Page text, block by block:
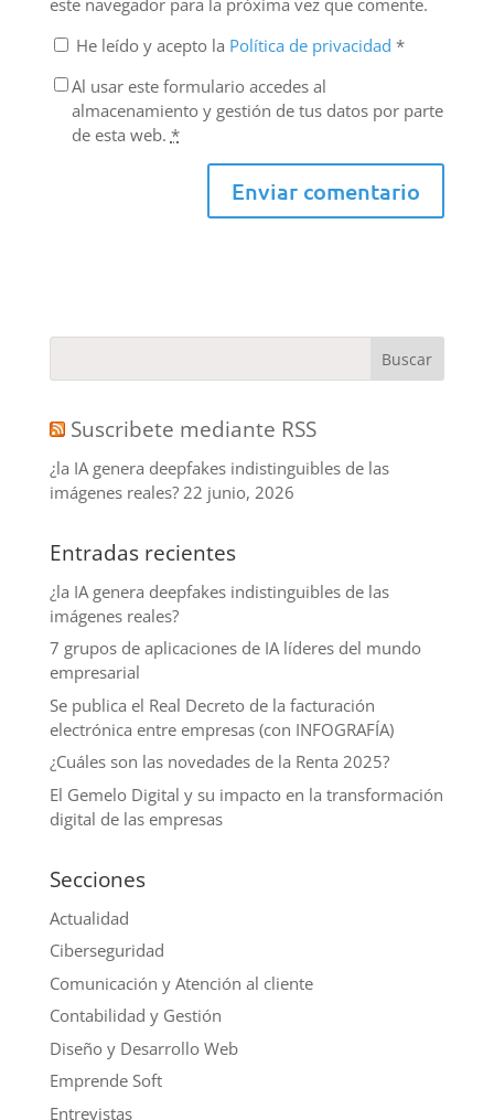
He leído y acepto la Política de privacidad *
Al usar este formulario accedes al
almacenamiento y gestión de tus datos por parte
de esta web. *
Suscribete mediante RSS
¿la IA genera deepfakes indistinguibles de las
imágenes reales? 22 junio, 2026
Entradas recientes
¿la IA genera deepfakes indistinguibles de las
imágenes reales?
7 grupos de aplicaciones de IA líderes del mundo
empresarial
Se publica el Real Decreto de la facturación
electrónica entre empresas (con INFOGRAFÍA)
¿Cuáles son las novedades de la Renta 2025?
El Gemelo Digital y su impacto en la transformación
digital de las empresas
Secciones
Actualidad
Ciberseguridad
Comunicación y Atención al cliente
Contabilidad y Gestión
Diseño y Desarrollo Web
Emprende Soft
Entrevistas